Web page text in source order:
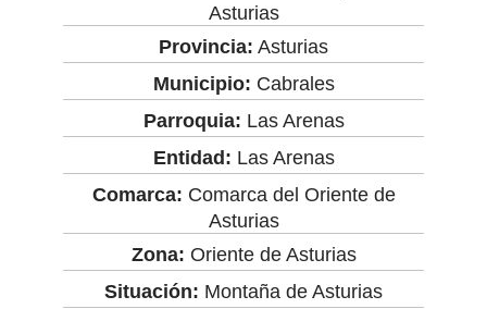
Asturias
Provincia: Asturias
Municipio: Cabrales
Parroquia: Las Arenas
Entidad: Las Arenas
Comarca: Comarca del Oriente de
Asturias
Zona: Oriente de Asturias
Situación: Montaña de Asturias